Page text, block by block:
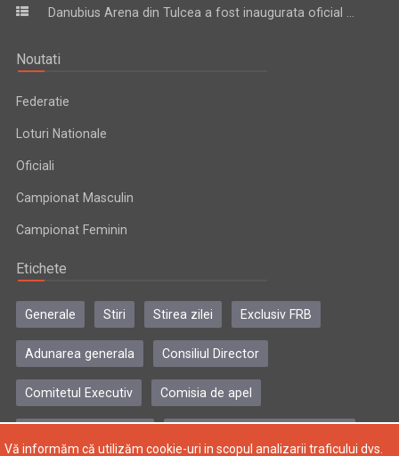
Danubius Arena din Tulcea a fost inaugurata oficial ...
Noutati
Federatie
Loturi Nationale
Oficiali
Campionat Masculin
Campionat Feminin
Etichete
Generale Stiri Stirea zilei Exclusiv FRB
Adunarea generala Consiliul Director
Comitetul Executiv Comisia de apel
Vă informăm că utilizăm cookie-uri in scopul analizarii traficului dvs.